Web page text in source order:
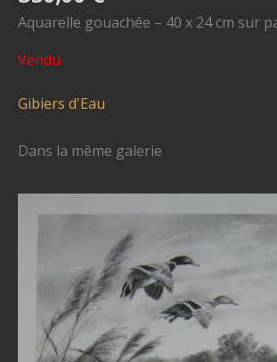
Aquarelle gouachée – 40 x 24 cm sur
Vendu
Gibiers d'Eau
Dans la même galerie